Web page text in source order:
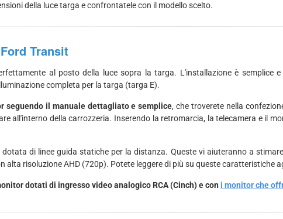
della luce targa e confrontatele con il modello scelto.
Transit
al posto della luce sopra la targa. L'installazione è semplice
completa per la targa (targa E).
seguendo il manuale dettagliato e semplice, che troverete nella
all'interno della carrozzeria. Inserendo la retromarcia, la telecamera e il
di linee guida statiche per la distanza. Queste vi aiuteranno a
alta risoluzione AHD (720p). Potete leggere di più su queste caratteristiche
dotati di ingresso video analogico RCA (Cinch) e con i monitor che